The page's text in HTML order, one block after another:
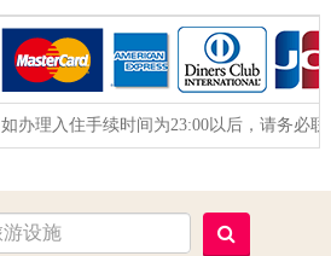
如办理入住手续时间为23:00以后，请务必联